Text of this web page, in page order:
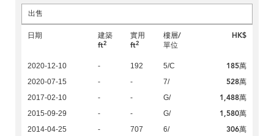
出售
日期
建築
ft2
實用
ft2
樓層/
單位
HK$
2020-12-10 - 192 5/C 185萬
2020-07-15 - - 7/ 528萬
2017-02-10 - - G/ 1,488萬
2015-09-29 - - G/ 1,580萬
2014-04-25 - 707 6/ 306萬